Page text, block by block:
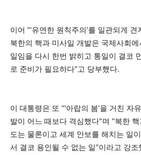
이어 “‘유연한 원칙주의’를 일관되게
북한의 핵과 미사일 개발은 국제사회
일임을 다시 한번 밝히고 통일이 결코
로 준비가 필요하다”고 당부했다.
이 대통령은 또 “‘아랍의 봄’을 거친 자
발이 어느 때보다 격심했다”며 “북한
도는 물론이고 세계 안보를 해치는 일
서 결코 용인될 수 없는 일”이라고 강조